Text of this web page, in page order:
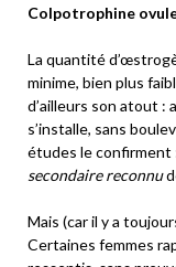
Colpotrophine
La quantité
minime, bien plus
d’ailleurs son atout :
s’installe, sans
études le confirment
secondaire reconnu
Mais (car il y a
Certaines femmes